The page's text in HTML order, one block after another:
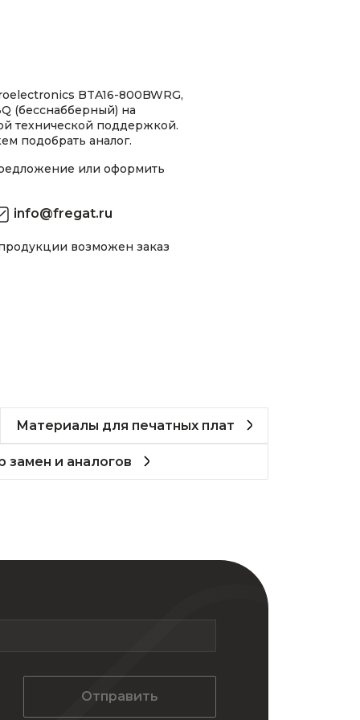
BTA16-800BWRG,
(бесснабберный) на
технической поддержкой.
подобрать аналог.
или оформить
info@fregat.ru
возможен заказ
Материалы для печатных плат
замен и аналогов
Отправить